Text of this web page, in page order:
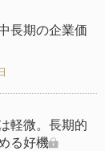
長期の企業価
軽微。長期的
る好機